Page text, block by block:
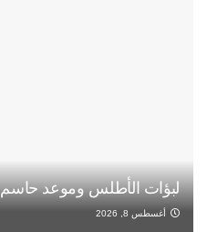
لبؤات الأطلس وموعد حاسم
أغسطس 8, 2026